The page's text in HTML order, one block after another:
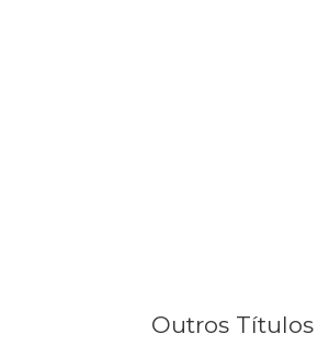
Outros